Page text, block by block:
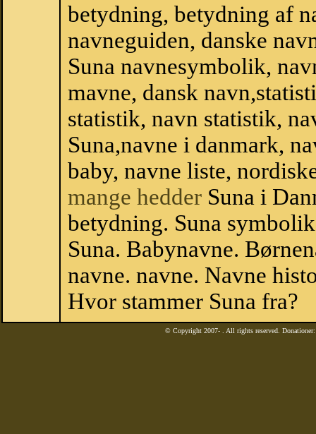
betydning, betydning af
navneguiden, danske
Suna navnesymbolik,
mavne, dansk
statistik, navn statistik,
Suna,navne i danmark,
baby, navne liste,
mange hedder Suna i
betydning. Suna
Suna. Babynavne.
navne. navne. Navne
Hvor stammer Suna fra?
© Copyright 2007- . All rights reserved.